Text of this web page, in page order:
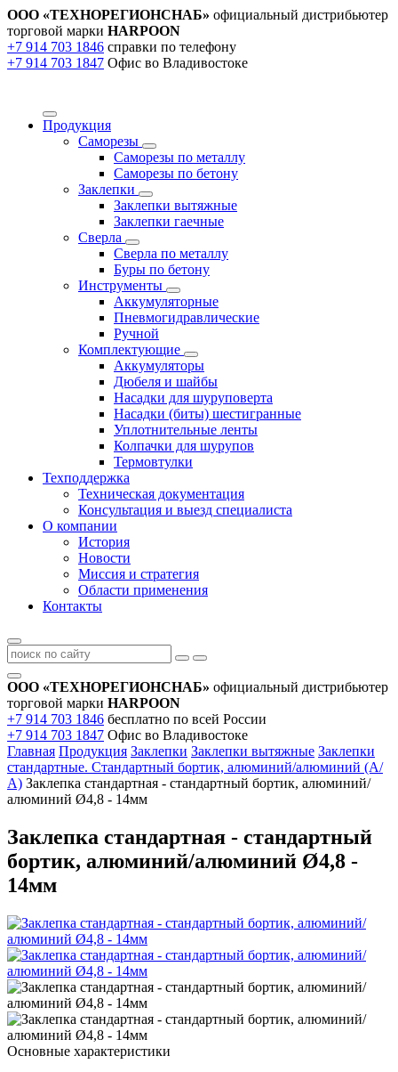
ООО «ТЕХНОРЕГИОНСНАБ» официальный дистрибьютер
торговой марки HARPOON
+7 914 703 1846 справки по телефону
+7 914 703 1847 Офис во Владивостоке
Продукция
Саморезы
Саморезы по металлу
Саморезы по бетону
Заклепки
Заклепки вытяжные
Заклепки гаечные
Сверла
Сверла по металлу
Буры по бетону
Инструменты
Аккумуляторные
Пневмогидравлические
Ручной
Комплектующие
Аккумуляторы
Дюбеля и шайбы
Насадки для шуруповерта
Насадки (биты) шестигранные
Уплотнительные ленты
Колпачки для шурупов
Термовтулки
Техподдержка
Техническая документация
Консультация и выезд специалиста
О компании
История
Новости
Миссия и стратегия
Области применения
Контакты
ООО «ТЕХНОРЕГИОНСНАБ» официальный дистрибьютер
торговой марки HARPOON
+7 914 703 1846 бесплатно по всей России
+7 914 703 1847 Офис во Владивостоке
Главная Продукция Заклепки Заклепки вытяжные Заклепки
стандартные. Стандартный бортик, алюминий/алюминий (А/
А) Заклепка стандартная - стандартный бортик, алюминий/
алюминий Ø4,8 - 14мм
Заклепка стандартная - стандартный
бортик, алюминий/алюминий Ø4,8 -
14мм
Основные характеристики